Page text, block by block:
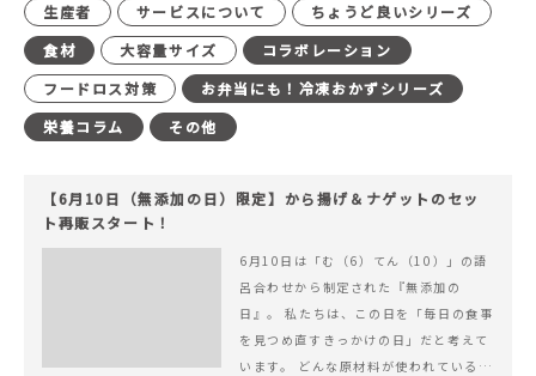
生産者
サービスについて
ちょうど良いシリーズ
食材
大容量サイズ
コラボレーション
フードロス対策
お弁当にも！冷凍おかずシリーズ
栄養コラム
その他
【6月10日（無添加の日）限定】から揚げ＆ナゲットのセッ
ト再販スタート！
6月10日は「む（6）てん（10）」の語
呂合わせから制定された『無添加の
日』。 私たちは、この日を「毎日の食事
を見つめ直すきっかけの日」だと考えて
います。 どんな原材料が使われているの